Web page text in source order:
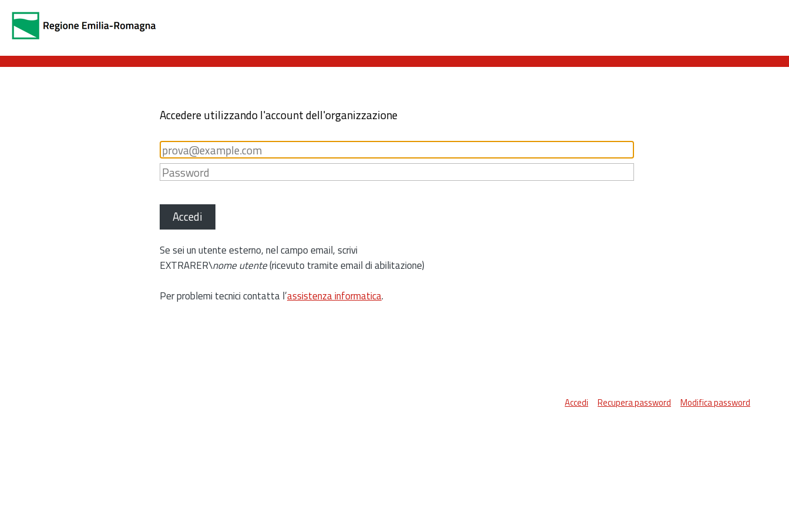
Accedere utilizzando l'account dell'organizzazione
Accedi
Se sei un utente esterno, nel campo email, scrivi
EXTRARER\nome utente(ricevuto tramite email di abilitazione)
Per problemi tecnici contatta l’assistenza informatica.
Accedi Recupera password Modifica password